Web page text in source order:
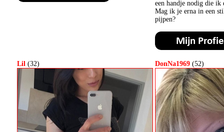
een handje nodig die ik
Mag ik je erna in een
pijpen?
Lil (32) DonNa1969 (52)